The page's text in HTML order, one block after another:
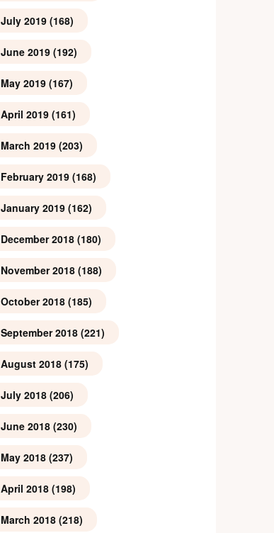
July 2019(168)
June 2019(192)
May 2019(167)
April 2019(161)
March 2019(203)
February 2019(168)
January 2019(162)
December 2018(180)
November 2018(188)
October 2018(185)
September 2018(221)
August 2018(175)
July 2018(206)
June 2018(230)
May 2018(237)
April 2018(198)
March 2018(218)